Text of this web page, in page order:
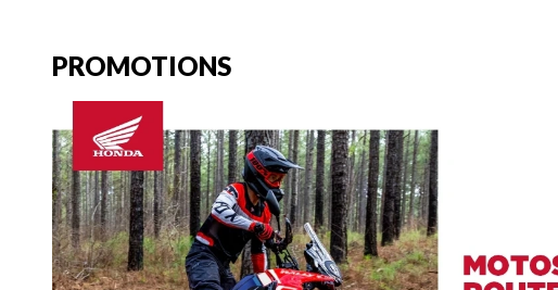
PROMOTIONS